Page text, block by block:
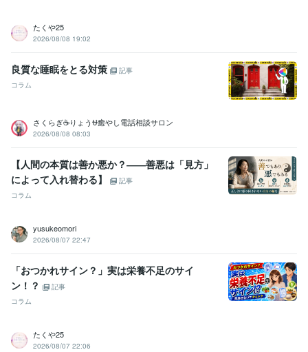
たくや25
2026/08/08 19:02
良質な睡眠をとる対策
記事
コラム
さくらぎ☕りょう⛎癒やし電話相談サロン
2026/08/08 08:03
【人間の本質は善か悪か？――善悪は「見方」
によって入れ替わる】
記事
コラム
yusukeomori
2026/08/07 22:47
「おつかれサイン？」実は栄養不足のサイ
ン！？
記事
コラム
たくや25
2026/08/07 22:06